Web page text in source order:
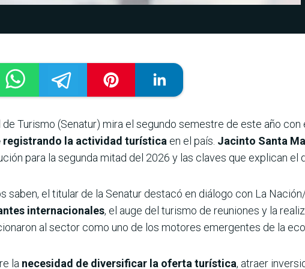
Turismo (Senatur) mira el segundo semestre de este año con
registrando la actividad turística en el país. Jacinto Santa
para la segunda mitad del 2026 y las claves que explican
saben, el titular de la Senatur destacó en diálogo con La
internacionales, el auge del turismo de reuniones y la
al sector como uno de los motores emergentes de la
la necesidad de diversificar la oferta turística, atraer